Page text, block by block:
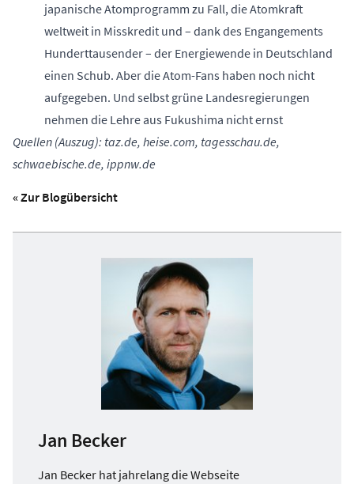
japanische Atomprogramm zu Fall, die Atomkraft
weltweit in Misskredit und – dank des Engangements
Hunderttausender – der Energiewende in Deutschland
einen Schub. Aber die Atom-Fans haben noch nicht
aufgegeben. Und selbst grüne Landesregierungen
nehmen die Lehre aus Fukushima nicht ernst
Quellen (Auszug): taz.de, heise.com, tagesschau.de,
schwaebische.de, ippnw.de
« Zur Blogübersicht
Jan Becker
Jan Becker hat jahrelang die Webseite